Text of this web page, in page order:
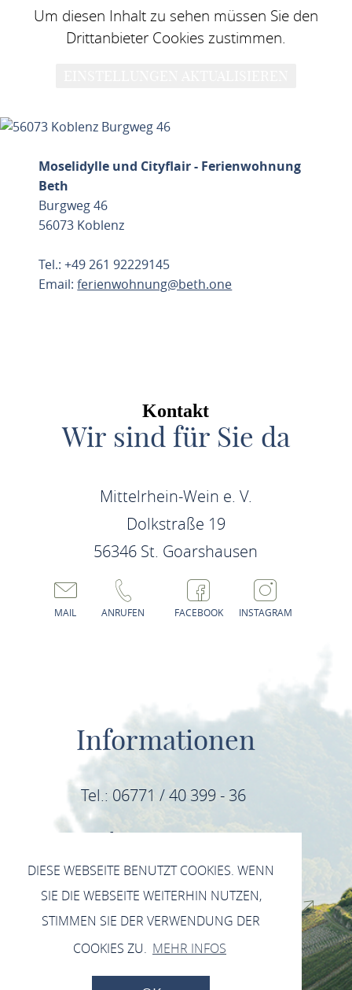
Um diesen Inhalt zu sehen müssen Sie den
Drittanbieter Cookies zustimmen.
Moselidylle und Cityflair - Ferienwohnung
Beth
Burgweg 46
56073 Koblenz
Tel.: +49 261 92229145
Email:ferienwohnung@beth.one
Kontakt
Wir sind für Sie da
Mittelrhein-Wein e. V.
Dolkstraße 19
56346 St. Goarshausen
MAIL ANRUFEN FACEBOOK INSTAGRAM
Informationen
Tel.: 06771 / 40 399 - 36
E-Mail: info@mittelrhein-wein.com
IMPRESSUM
DATENSCHUTZERKLÄRUNG INSTAGRAM
DIESE WEBSEITE BENUTZT COOKIES. WENN
SIE DIE WEBSEITE WEITERHIN NUTZEN,
STIMMEN SIE DER VERWENDUNG DER
COOKIES ZU. MEHR INFOS